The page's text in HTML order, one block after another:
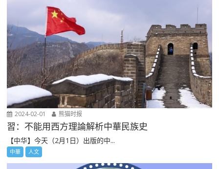
2024-02-01 熊猫时报
習：不能用西方理論解析中華民族史
【中华】今天（2月1日）出版的中...
中華 人文